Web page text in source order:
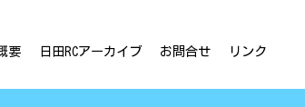
要 日田RCアーカイブ お問合せ リンク